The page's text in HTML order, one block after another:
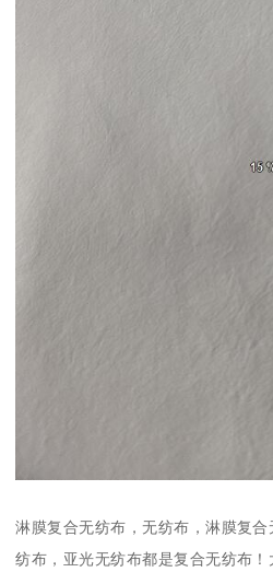
淋膜复合无纺布，无纺布，淋膜复
纺布，亚光无纺布都是复合无纺布